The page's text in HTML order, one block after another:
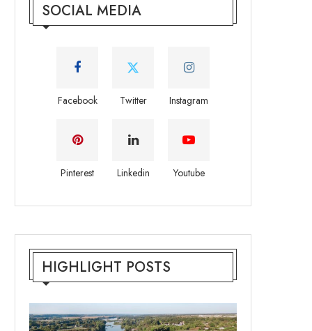
SOCIAL MEDIA
Facebook Twitter Instagram
Pinterest Linkedin Youtube
HIGHLIGHT POSTS